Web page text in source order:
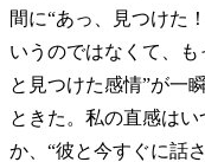
間に“あっ、見つけた
いうのではなくて、
と見つけた感情”が一
ときた。私の直感は
か、“彼と今すぐに話